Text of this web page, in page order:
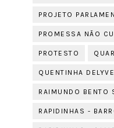
PROJETO
PROMESSA NÃO
PROTESTO
QUENTINHA
RAIMUNDO BENTO
RAPIDINHAS -